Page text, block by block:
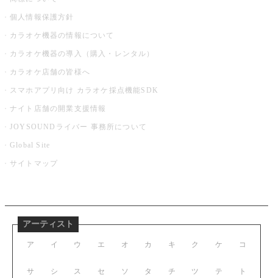
個人情報保護方針
カラオケ機器の情報について
カラオケ機器の導入（購入・レンタル）
カラオケ店舗の皆様へ
スマホアプリ向け カラオケ採点機能SDK
ナイト店舗の開業支援情報
JOYSOUNDライバー 事務所について
Global Site
サイトマップ
アーティスト
ア イ ウ エ オ
サ シ ス セ ソ
カ キ ク ケ コ
タ チ ツ テ ト